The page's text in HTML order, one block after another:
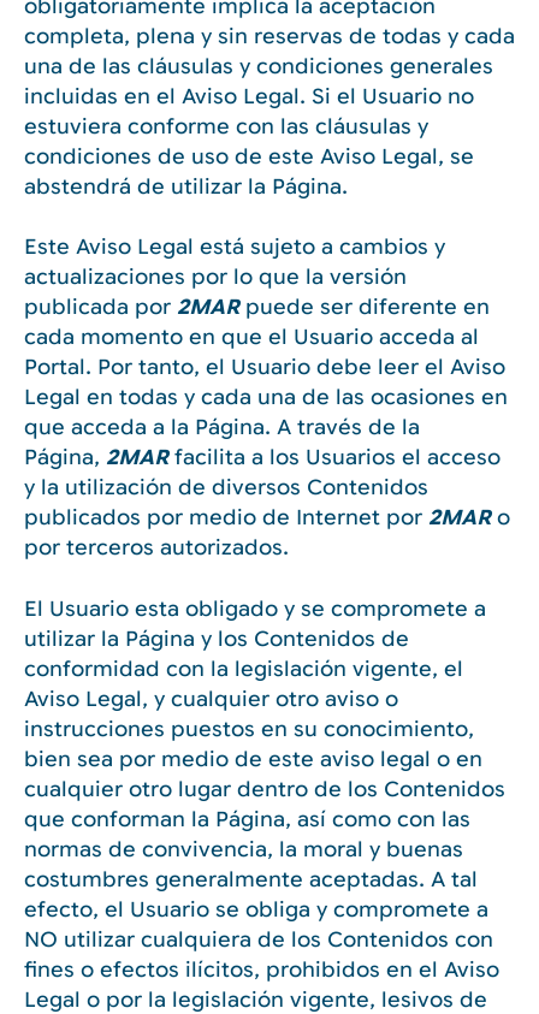
obligatoriamente implica la aceptación
completa, plena y sin reservas de todas y cada
una de las cláusulas y condiciones generales
incluidas en el Aviso Legal. Si el Usuario no
estuviera conforme con las cláusulas y
condiciones de uso de este Aviso Legal, se
abstendrá de utilizar la Página.
Este Aviso Legal está sujeto a cambios y
actualizaciones por lo que la versión
publicada por 2MARpuede ser diferente en
cada momento en que el Usuario acceda al
Portal. Por tanto, el Usuario debe leer el Aviso
Legal en todas y cada una de las ocasiones en
que acceda a la Página. A través de la
Página, 2MARfacilita a los Usuarios el acceso
y la utilización de diversos Contenidos
publicados por medio de Internet por 2MARo
por terceros autorizados.
El Usuario esta obligado y se compromete a
utilizar la Página y los Contenidos de
conformidad con la legislación vigente, el
Aviso Legal, y cualquier otro aviso o
instrucciones puestos en su conocimiento,
bien sea por medio de este aviso legal o en
cualquier otro lugar dentro de los Contenidos
que conforman la Página, así como con las
normas de convivencia, la moral y buenas
costumbres generalmente aceptadas. A tal
efecto, el Usuario se obliga y compromete a
NO utilizar cualquiera de los Contenidos con
fines o efectos ilícitos, prohibidos en el Aviso
Legal o por la legislación vigente, lesivos de